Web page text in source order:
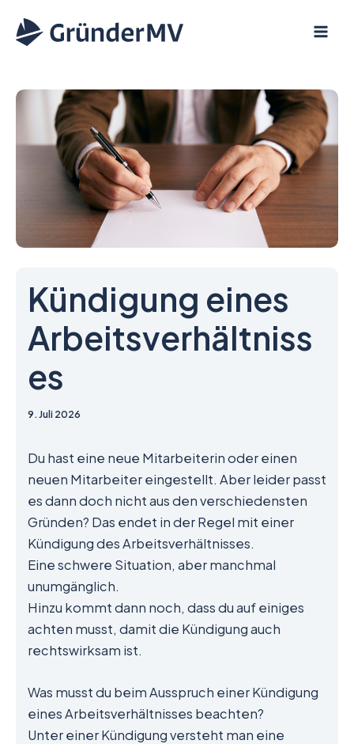
Inhalt
Kündigung eines
Arbeitsverhältniss
es
9. Juli 2026
Du hast eine neue Mitarbeiterin oder einen
neuen Mitarbeiter eingestellt. Aber leider passt
es dann doch nicht aus den verschiedensten
Gründen? Das endet in der Regel mit einer
Kündigung des Arbeitsverhältnisses.
Eine schwere Situation, aber manchmal
unumgänglich.
Hinzu kommt dann noch, dass du auf einiges
achten musst, damit die Kündigung auch
rechtswirksam ist.
Was musst du beim Ausspruch einer Kündigung
eines Arbeitsverhältnisses beachten?
Unter einer Kündigung versteht man eine